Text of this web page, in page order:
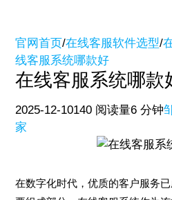
官网首页/在线客服软件选型/
线客服系统哪款好
在线客服系统哪款
2025-12-10140 阅读量6 分钟
家
在数字化时代，优质的客户服务